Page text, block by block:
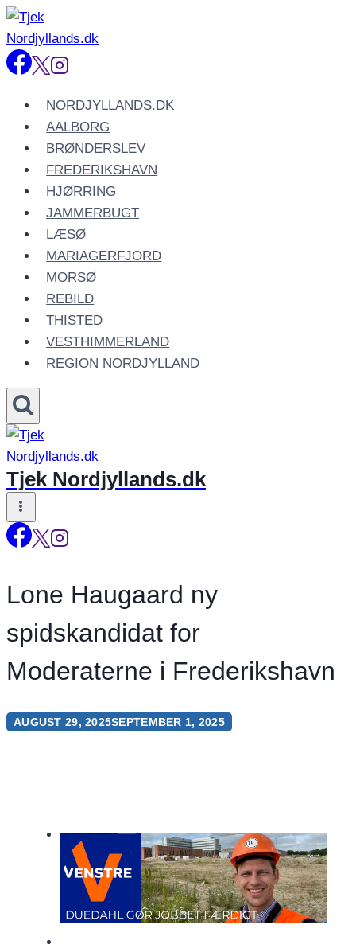
Fortsæt
til
indhold
NORDJYLLANDS.DK
AALBORG
BRØNDERSLEV
FREDERIKSHAVN
HJØRRING
JAMMERBUGT
LÆSØ
MARIAGERFJORD
MORSØ
REBILD
THISTED
VESTHIMMERLAND
REGION NORDJYLLAND
Tjek Nordjyllands.dk
Lone Haugaard ny
spidskandidat for
Moderaterne i Frederikshavn
AUGUST 29, 2025SEPTEMBER 1, 2025